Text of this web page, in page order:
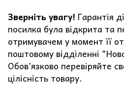
Зверніть увагу! Гарантія
посилка була відкрита та
отримувачем у момент її
поштовому відділенні
Обов’язково перевіряйте
цілісність товару.